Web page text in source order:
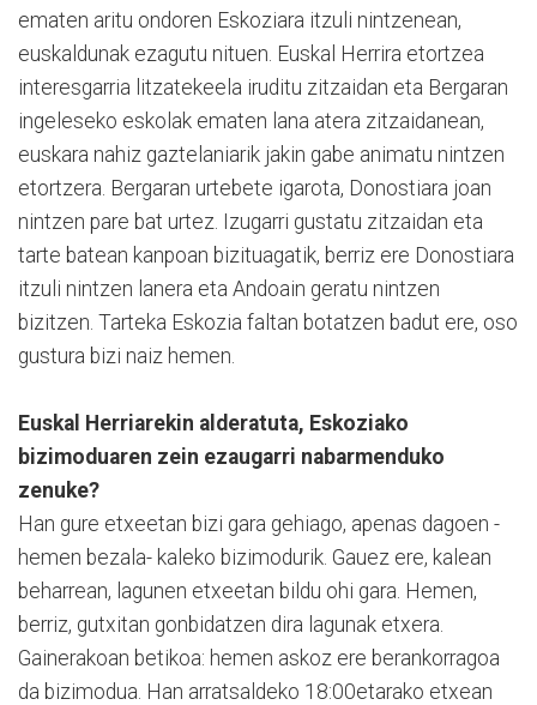
ematen aritu ondoren Eskoziara itzuli nintzenean,
euskaldunak ezagutu nituen. Euskal Herrira etortzea
interesgarria litzatekeela iruditu zitzaidan eta Bergaran
ingeleseko eskolak ematen lana atera zitzaidanean,
euskara nahiz gaztelaniarik jakin gabe animatu nintzen
etortzera. Bergaran urtebete igarota, Donostiara joan
nintzen pare bat urtez. Izugarri gustatu zitzaidan eta
tarte batean kanpoan bizituagatik, berriz ere Donostiara
itzuli nintzen lanera eta Andoain geratu nintzen
bizitzen. Tarteka Eskozia faltan botatzen badut ere, oso
gustura bizi naiz hemen.
Euskal Herriarekin alderatuta, Eskoziako
bizimoduaren zein ezaugarri nabarmenduko
zenuke?
Han gure etxeetan bizi gara gehiago, apenas dagoen -
hemen bezala- kaleko bizimodurik. Gauez ere, kalean
beharrean, lagunen etxeetan bildu ohi gara. Hemen,
berriz, gutxitan gonbidatzen dira lagunak etxera.
Gainerakoan betikoa: hemen askoz ere berankorragoa
da bizimodua. Han arratsaldeko 18:00etarako etxean